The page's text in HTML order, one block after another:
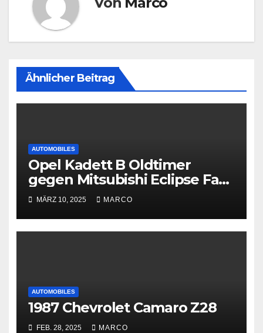
Ähnlicher Beitrag
AUTOMOBILES
Opel Kadett B Oldtimer
gegen Mitsubishi Eclipse Fast
and Furious
MÄRZ 10, 2025 MARCO
AUTOMOBILES
1987 Chevrolet Camaro Z28
FEB. 28, 2025 MARCO